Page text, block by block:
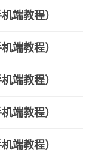
端教程）
端教程）
端教程）
端教程）
端教程）